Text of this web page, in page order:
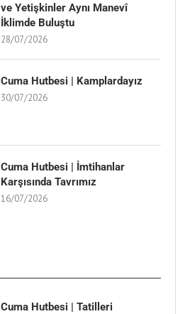
ve Yetişkinler Aynı Manevî
İklimde Buluştu
28/07/2026
Cuma Hutbesi | Kamplardayız
30/07/2026
Cuma Hutbesi | İmtihanlar
Karşısında Tavrımız
16/07/2026
Cuma Hutbesi | Tatilleri